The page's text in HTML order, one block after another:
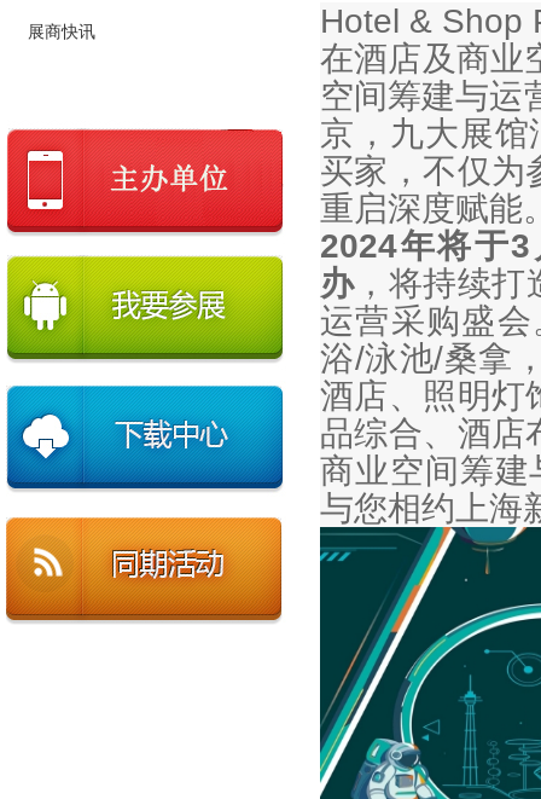
展商快讯
Hotel & Shop
在酒店及商业
空间筹建与运
京，九大展
买家，不仅为
重启深度赋能
2024年将于
办，将持续打
运营采购盛
浴/泳池/桑拿
酒店、照明灯
品综合、酒店
商业空间筹
与您相约上海